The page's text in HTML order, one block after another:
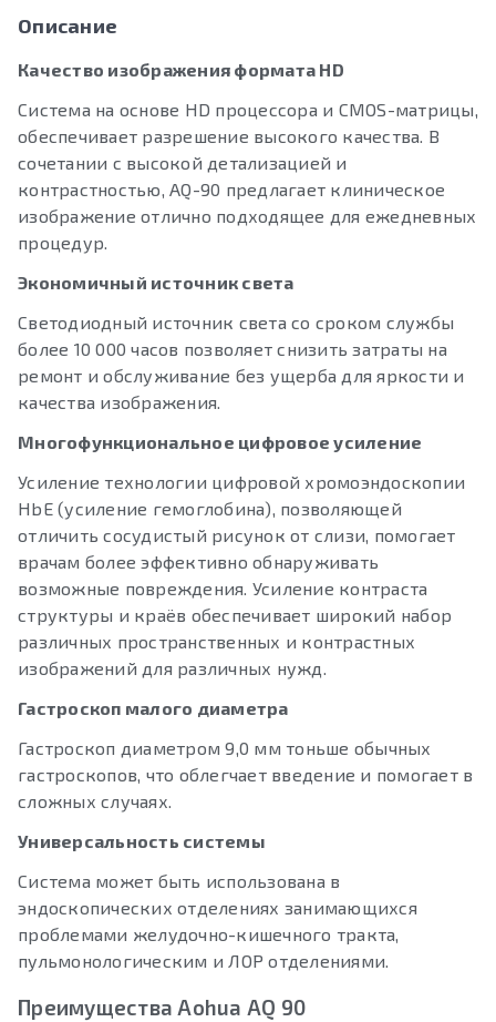
Описание
Качество изображения формата HD
Система на основе HD процессора и CMOS-матрицы,
обеспечивает разрешение высокого качества. В
сочетании с высокой детализацией и
контрастностью, AQ-90 предлагает клиническое
изображение отлично подходящее для ежедневных
процедур.
Экономичный источник света
Светодиодный источник света со сроком службы
более 10 000 часов позволяет снизить затраты на
ремонт и обслуживание без ущерба для яркости и
качества изображения.
Многофункциональное цифровое усиление
Усиление технологии цифровой хромоэндоскопии
HbE (усиление гемоглобина), позволяющей
отличить сосудистый рисунок от слизи, помогает
врачам более эффективно обнаруживать
возможные повреждения. Усиление контраста
структуры и краёв обеспечивает широкий набор
различных пространственных и контрастных
изображений для различных нужд.
Гастроскоп малого диаметра
Гастроскоп диаметром 9,0 мм тоньше обычных
гастроскопов, что облегчает введение и помогает в
сложных случаях.
Универсальность системы
Система может быть использована в
эндоскопических отделениях занимающихся
проблемами желудочно-кишечного тракта,
пульмонологическим и ЛОР отделениями.
Преимущества Aohua AQ 90